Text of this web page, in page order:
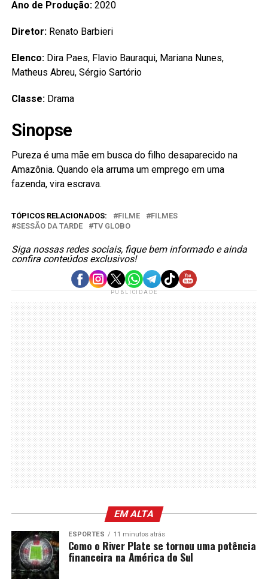
Ano de Produção: 2020
Diretor: Renato Barbieri
Elenco:Dira Paes, Flavio Bauraqui, Mariana Nunes,
Matheus Abreu, Sérgio Sartório
Classe:Drama
Sinopse
Pureza é uma mãe em busca do filho desaparecido na
Amazônia. Quando ela arruma um emprego em uma
fazenda, vira escrava.
TÓPICOS RELACIONADOS: FILME
FILMES
SESSÃO DA TARDE
TV GLOBO
Siga nossas redes sociais, fique bem informado e ainda
confira conteúdos exclusivos!
PUBLICIDADE
EM ALTA
ESPORTES 11 minutos atrás
Como o River Plate se tornou uma potência
financeira na América do Sul